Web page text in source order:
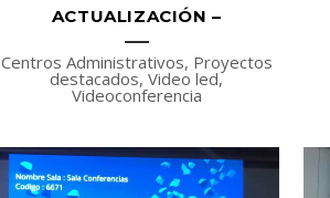
ACTUALIZACIÓN –
Centros Administrativos, Proyectos
destacados, Video led,
Videoconferencia